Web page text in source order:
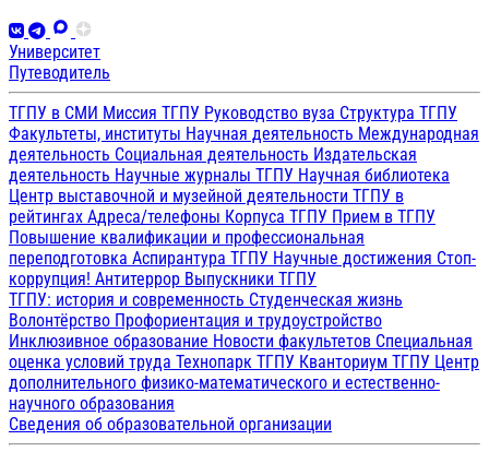
Университет
Путеводитель
ТГПУ в СМИ Миссия ТГПУ Руководство вуза Структура ТГПУ
Факультеты, институты Научная деятельность Международная
деятельность Социальная деятельность Издательская
деятельность Научные журналы ТГПУ Научная библиотека
Центр выставочной и музейной деятельности ТГПУ в
рейтингах Адреса/телефоны Корпуса ТГПУ Прием в ТГПУ
Повышение квалификации и профессиональная
переподготовка Аспирантура ТГПУ Научные достижения Стоп-
коррупция! Антитеррор Выпускники ТГПУ
ТГПУ: история и современность Студенческая жизнь
Волонтёрство Профориентация и трудоустройство
Инклюзивное образование Новости факультетов Специальная
оценка условий труда Технопарк ТГПУ Кванториум ТГПУ Центр
дополнительного физико-математического и естественно-
научного образования
Сведения об образовательной организации